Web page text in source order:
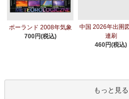
ポーランド 2008年気象
700円(税込)
中国 2026年出圉
連刷
460円(税込)
もっと見る